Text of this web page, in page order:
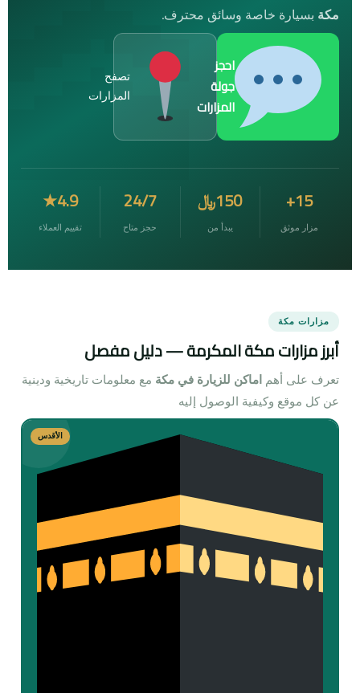
مكة بسيارة خاصة وسائق محترف.
احجز
جولة
المزارات
تصفح
المزارات
15+
مزار موثق
150﷼
يبدأ من
24/7
حجز متاح
4.9★
تقييم العملاء
مزارات مكة
أبرز مزارات مكة المكرمة — دليل مفصل
تعرف على أهم اماكن للزيارة في مكة مع معلومات تاريخية ودينية
عن كل موقع وكيفية الوصول إليه
الأقدس